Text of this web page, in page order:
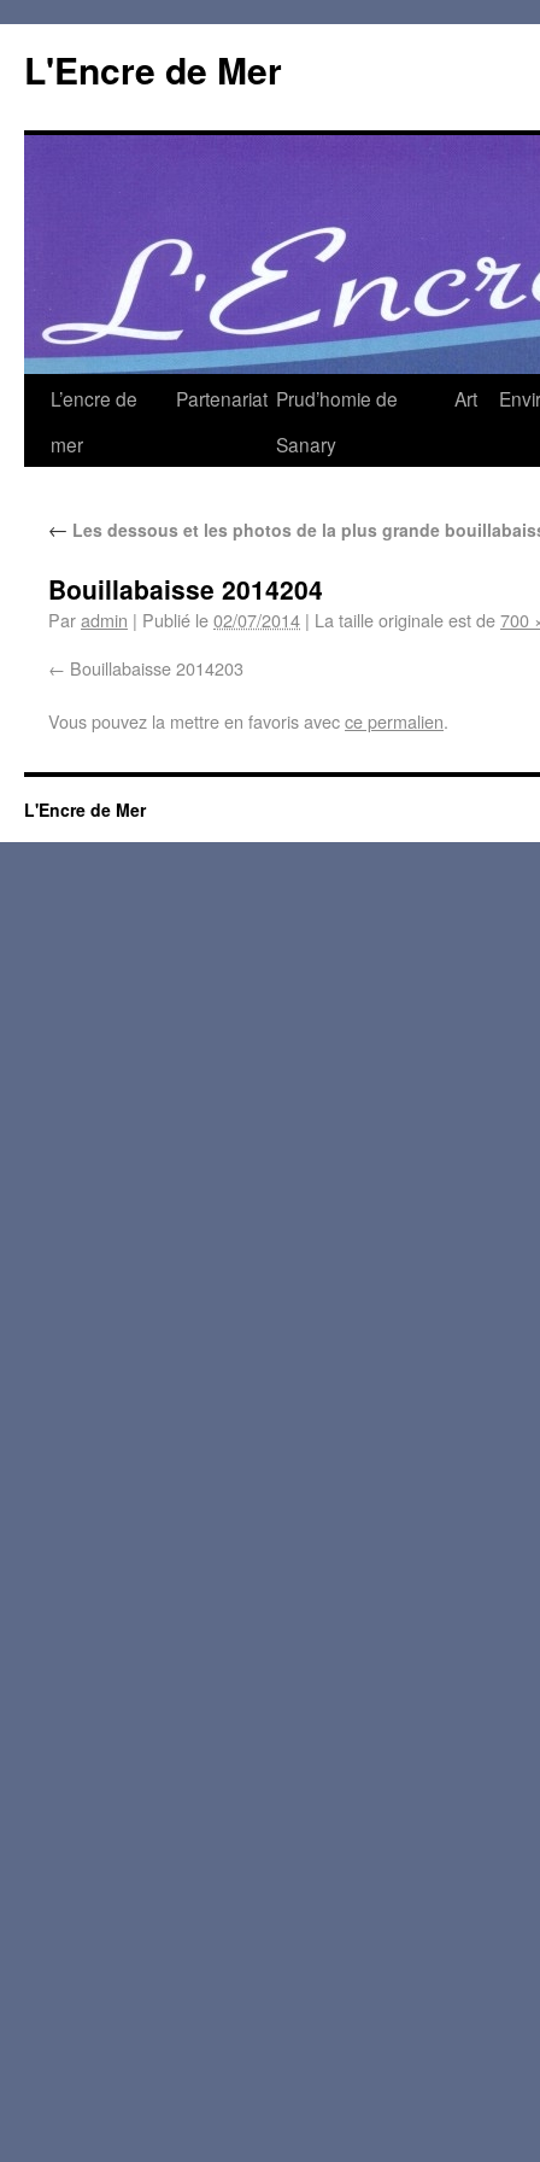
L'Encre de Mer
L’encre de
mer
Partenariat Prud’homie de
Sanary
Art
← Les dessous et les photos de la plus grande
Bouillabaisse 2014204
Paradmin | Publié le02/07/2014 | La taille originale est de700
Bouillabaisse 2014203
Vous pouvez la mettre en favoris avecce permalien.
L'Encre de Mer